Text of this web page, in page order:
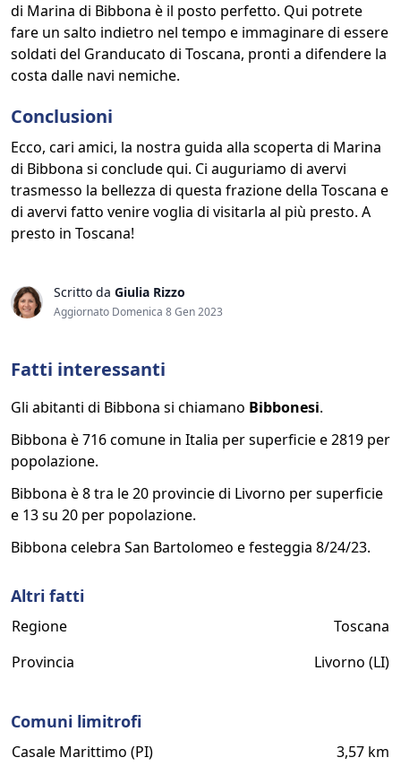
di Marina di Bibbona è il posto perfetto. Qui potrete
fare un salto indietro nel tempo e immaginare di essere
soldati del Granducato di Toscana, pronti a difendere la
costa dalle navi nemiche.
Conclusioni
Ecco, cari amici, la nostra guida alla scoperta di Marina
di Bibbona si conclude qui. Ci auguriamo di avervi
trasmesso la bellezza di questa frazione della Toscana e
di avervi fatto venire voglia di visitarla al più presto. A
presto in Toscana!
Scritto da Giulia Rizzo
Aggiornato Domenica 8 Gen 2023
Fatti interessanti
Gli abitanti di Bibbona si chiamano Bibbonesi.
Bibbona è 716 comune in Italia per superficie e 2819 per
popolazione.
Bibbona è 8 tra le 20 provincie di Livorno per superficie
e 13 su 20 per popolazione.
Bibbona celebra San Bartolomeo e festeggia 8/24/23.
Altri fatti
Regione
Toscana
Provincia
Livorno (LI)
Comuni limitrofi
Casale Marittimo (PI)
3,57 km